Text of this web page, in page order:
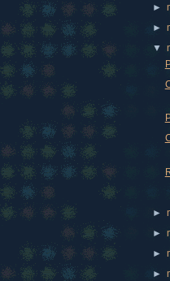
►
►
▼
►
►
►
►